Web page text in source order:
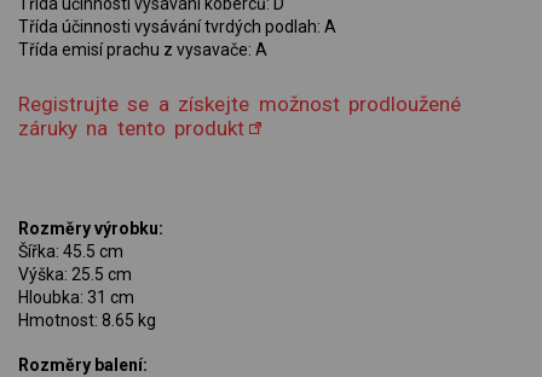
Třída účinnosti vysávání tvrdých podlah: A
Třída emisí prachu z vysavače: A
Registrujte se a získejte možnost prodloužené
záruky na tento produkt
Rozměry výrobku:
Šířka: 45.5 cm
Výška: 25.5 cm
Hloubka: 31 cm
Hmotnost: 8.65 kg
Rozměry balení: